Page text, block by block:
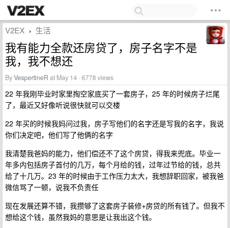
V2EX › 生活
我有能力全款还房贷了，房子名字不是
我，我不想还
ByVespertineRat May 14 · 6778 views
22 年我刚毕业时家里掏空家底买了一套房子，25 年的时候房子烂尾
了，最近又好像听说很快就可以交楼
22 年买的时候我妈问过我，房子写他们的名字还是写我的名字，我说
你们决定吧，他们写了他俩的名字
我清楚我爸妈的能力，他们偿还不了这个房贷，得我来兜底。毕业一
年多内包括房子首付的几万，每个月给的钱，过年过节给的钱，总共
给了十几万。23 年的时候由于工作压力太大，我想辞职回家，被我爸
微信骂了一顿，说我不负责任
现在发展还算不错，我攒够了这套房子装修+房贷的所有钱了。但我不
想给这个钱，虽然我妈的意思是让我出这个钱。